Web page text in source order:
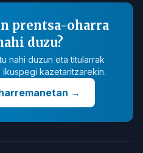
prentsa-oharra
duzu?
nahi duzun eta titularrak
kazetaritzarekin.
→